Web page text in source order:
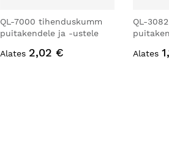
QL-7000 tihenduskumm
puitakendele ja -ustele
Alates 2,02 €
QL-
Alates